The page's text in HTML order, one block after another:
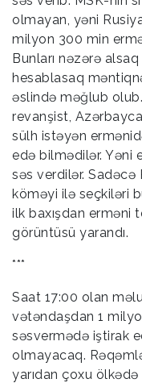
olmayan, yəni
milyon 300 min
Bunları nəzərə
hesablasaq
əslində məğlub
revanşist,
sülh istəyən
edə bilmədilər. Yəni
səs verdilər. Sadəcə
köməyi ilə seçkiləri
ilk baxışdan erməni
görüntüsü yarandı.
***
Saat 17:00 olan
vətəndaşdan 1
səsvermədə iştirak
olmayacaq.
yarıdan çoxu